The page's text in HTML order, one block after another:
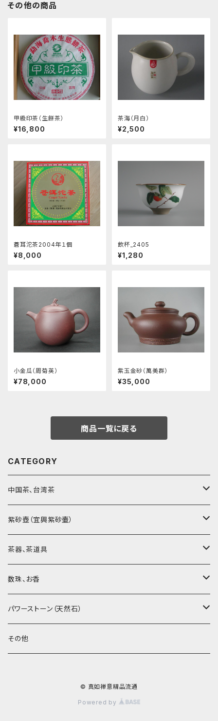
その他の商品
甲級印茶（生餅茶）
¥16,800
茶海（月白）
¥2,500
蒼耳沱茶2004年１個
¥8,000
飲杯_2405
¥1,280
小金瓜（周菊英）
¥78,000
紫玉金砂（萬美群）
¥35,000
商品一覧に戻る
CATEGORY
中国茶、台湾茶
烏龍茶（ウーロン茶）
黒茶（緊圧茶、普洱茶）
紅茶、白茶、緑茶
茶外茶、工藝茶、その他
紫砂壺（宜興紫砂壷）
大師、名人、高工の作品
周菊英（高級工藝美術師）
高級工藝美術師の作品
王柯鈞（高級工藝美術師）
茶器、茶道具
茶杯、聞香杯
茶海、茶漏（茶漉し）
蓋碗、壷承、茶船
数珠、お香
お香、香炉
数珠、その他
パワーストーン（天然石）
アゲート（瑪瑙）
その他
© 真如禅意精品流通
Powered by